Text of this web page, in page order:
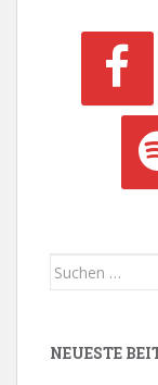
Suchen
NEUESTE